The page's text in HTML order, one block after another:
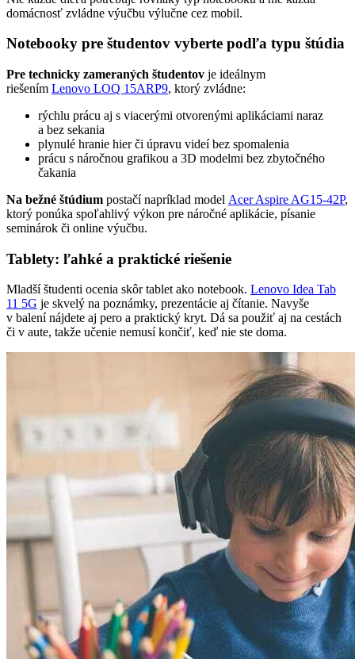
domácnosť zvládne výučbu výlučne cez mobil.
Notebooky pre študentov vyberte podľa typu štúdia
Pre technicky zameraných študentov je ideálnym
riešením Lenovo LOQ 15ARP9, ktorý zvládne:
rýchlu prácu aj s viacerými otvorenými aplikáciami naraz
a bez sekania
plynulé hranie hier či úpravu videí bez spomalenia
prácu s náročnou grafikou a 3D modelmi bez zbytočného
čakania
Na bežné štúdium postačí napríklad model Acer Aspire AG15-42P,
ktorý ponúka spoľahlivý výkon pre náročné aplikácie, písanie
seminárok či online výučbu.
Tablety: ľahké a praktické riešenie
Mladší študenti ocenia skôr tablet ako notebook. Lenovo Idea Tab
11 5G je skvelý na poznámky, prezentácie aj čítanie. Navyše
v balení nájdete aj pero a praktický kryt. Dá sa použiť aj na cestách
či v aute, takže učenie nemusí končiť, keď nie ste doma.